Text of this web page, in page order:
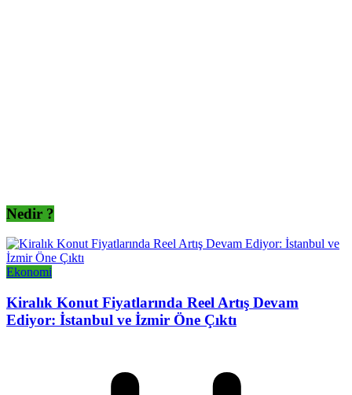
Nedir ?
Ekonomi
Kiralık Konut Fiyatlarında Reel Artış Devam
Ediyor: İstanbul ve İzmir Öne Çıktı